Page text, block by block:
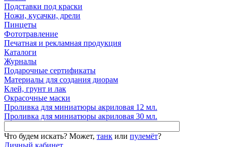
Подставки под краски
Ножи, кусачки, дрели
Пинцеты
Фототравление
Печатная и рекламная продукция
Каталоги
Журналы
Подарочные сертификаты
Материалы для создания диорам
Клей, грунт и лак
Окрасочные маски
Проливка для миниатюры акриловая 12 мл.
Проливка для миниатюры акриловая 30 мл.
Что будем искать? Может, танк или пулемёт?
Личный кабинет